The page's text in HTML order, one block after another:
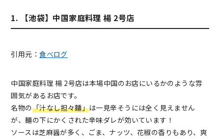
1. 【池袋】中国家庭料理 楊 2号店
引用元：食べログ
中国家庭料理 楊 2号店は本場中国のお店にいるかのような雰
囲気があるお店です。
名物の「汁なし担々麵」は一見辛そうには全く見えません
が、麺の下にかくされた辛味ダレが効いています！
ソースは芝麻醤が多く、ごま、ナッツ、花椒の香りもあり、爽